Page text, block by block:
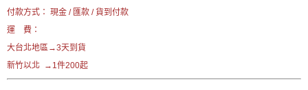
付款方式： 現金 / 匯款 / 貨到付款
運 費：
大台北地區→3天到貨
新竹以北 →1件200起